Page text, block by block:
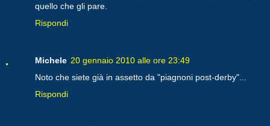
quello che gli pare.
Rispondi
Michele 20 gennaio 2010 alle ore 23:49
Noto che siete già in assetto da "piagnoni post-derby"...
Rispondi